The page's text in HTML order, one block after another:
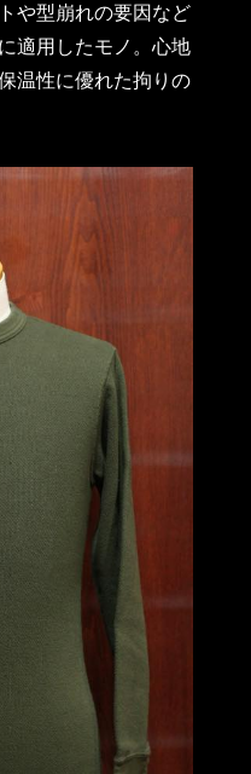
や型崩れの要因など
適用したモノ。心地
温性に優れた拘りの